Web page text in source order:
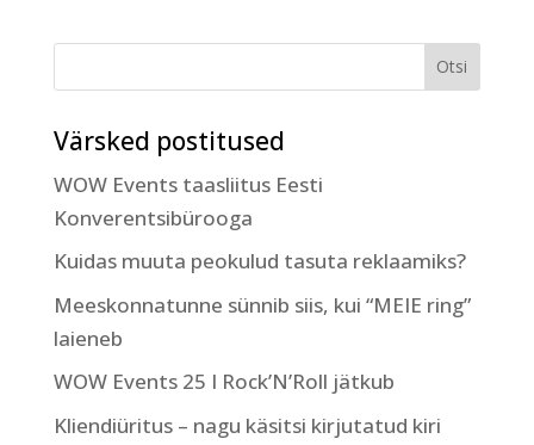
Värsked postitused
WOW Events taasliitus Eesti
Konverentsibürooga
Kuidas muuta peokulud tasuta reklaamiks?
Meeskonnatunne sünnib siis, kui “MEIE ring”
laieneb
WOW Events 25 I Rock’N’Roll jätkub
Kliendiüritus – nagu käsitsi kirjutatud kiri